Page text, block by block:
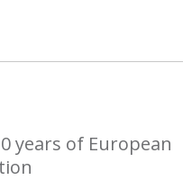
years of European